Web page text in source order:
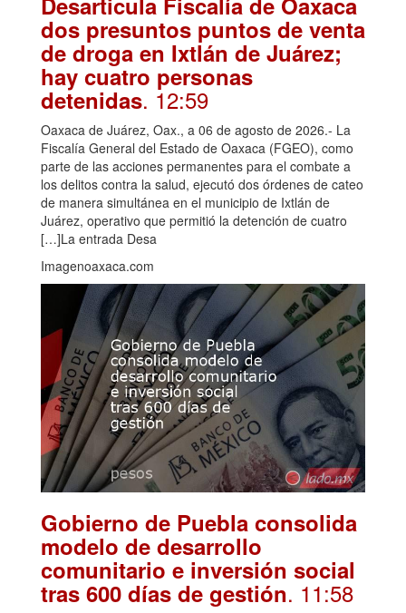
dos presuntos puntos de venta
de droga en Ixtlán de Juárez;
hay cuatro personas
detenidas. 12:59
Oaxaca de Juárez, Oax., a 06 de agosto de 2026.- La
Fiscalía General del Estado de Oaxaca (FGEO), como
parte de las acciones permanentes para el combate a
los delitos contra la salud, ejecutó dos órdenes de cateo
de manera simultánea en el municipio de Ixtlán de
Juárez, operativo que permitió la detención de cuatro
[…]La entrada Desa
Imagenoaxaca.com
Gobierno de Puebla consolida
modelo de desarrollo
comunitario e inversión social
tras 600 días de gestión. 11:58